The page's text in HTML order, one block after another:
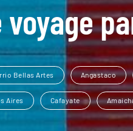
voyage
Bellas Artes Angastaco
Aires Cafayate